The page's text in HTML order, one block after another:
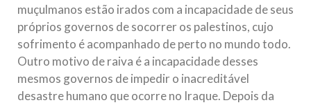
muçulmanos estão irados com a incapacidade de seus
próprios governos de socorrer os palestinos, cujo
sofrimento é acompanhado de perto no mundo todo.
Outro motivo de raiva é a incapacidade desses
mesmos governos de impedir o inacreditável
desastre humano que ocorre no Iraque. Depois da